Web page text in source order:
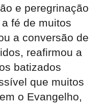
e peregrinação
fé de muitos
a conversão de
reafirmou a
batizados
que muitos
o Evangelho,